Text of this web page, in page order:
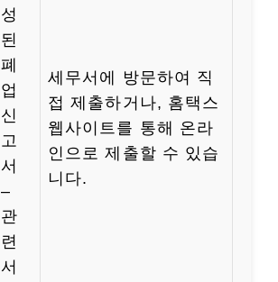
성
된
폐
업
신
고
서
–
관
련
서
세무서에 방문하여 직
접 제출하거나, 홈택스
웹사이트를 통해 온라
인으로 제출할 수 있습
니다.